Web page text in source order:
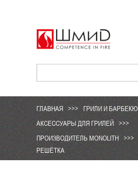
ГЛАВНАЯ >>> ГРИЛИ И БАРБЕКЮ
АКСЕССУАРЫ ДЛЯ ГРИЛЕЙ
>>>
ПРОИЗВОДИТЕЛЬ MONOLITH
>>>
РЕШЁТКА